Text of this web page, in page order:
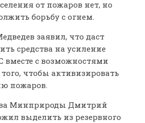
от пожаров нет, но
борьбу с огнем.
заявил, что даст
средства на усиление
с возможностями
чтобы активизировать
пожаров.
Минприроды Дмитрий
выделить из резервного